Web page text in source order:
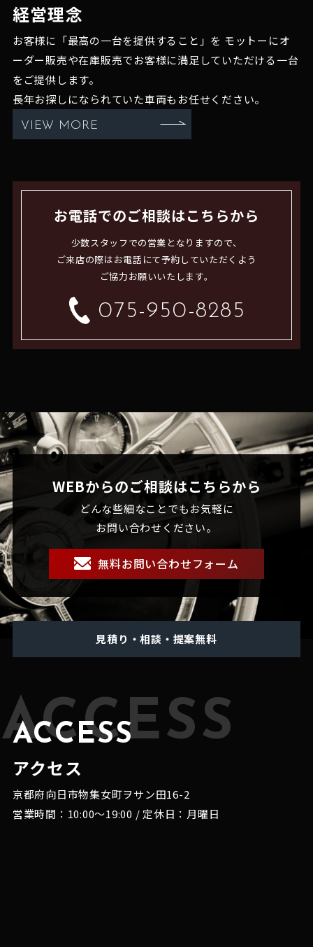
経営理念
お客様に「最高の一台を提供すること」を モットーにオ
ーダー販売や在庫販売でお客様に満足していただける一台
をご提供します。
長年お探しになられていた車両もお任せください。
VIEW MORE
お電話でのご相談はこちらから
少数スタッフでの営業となりますので、
ご来店の際はお電話にて予約していただくよう
ご協力お願いいたします。
075-950-8285
WEBからのご相談はこちらから
どんな些細なことでもお気軽に
お問い合わせください。
無料お問い合わせフォーム
見積り・相談・提案無料
ACCESS
ACCESS
アクセス
京都府向日市物集女町ヲサン田16-2
営業時間：10:00～19:00 / 定休日：月曜日